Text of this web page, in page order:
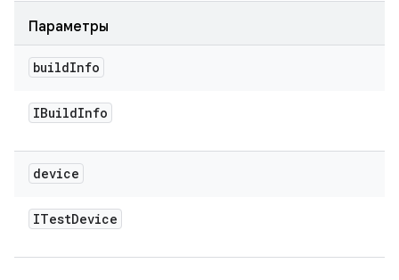
Параметры
buildInfo
IBuildInfo
device
ITestDevice